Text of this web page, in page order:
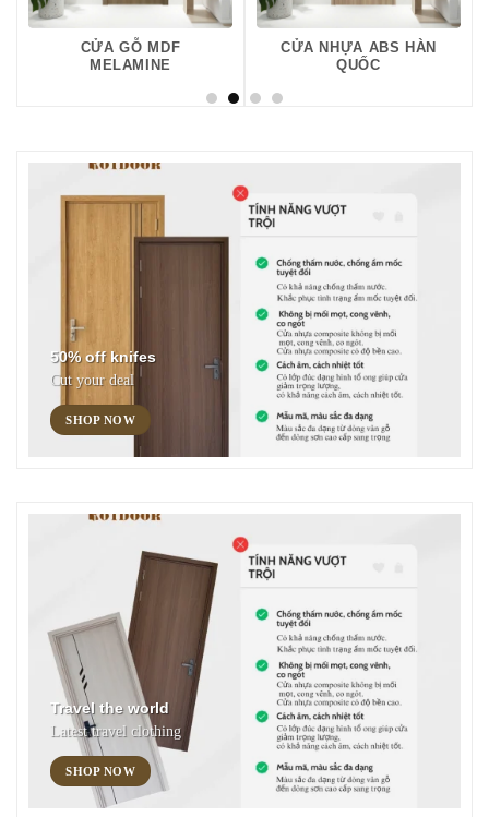
CỬA GỖ MDF
MELAMINE
CỬA NHỰA ABS HÀN
QUỐC
50% off knifes
Cut your deal
SHOP NOW
Travel the world
Latest travel clothing
SHOP NOW